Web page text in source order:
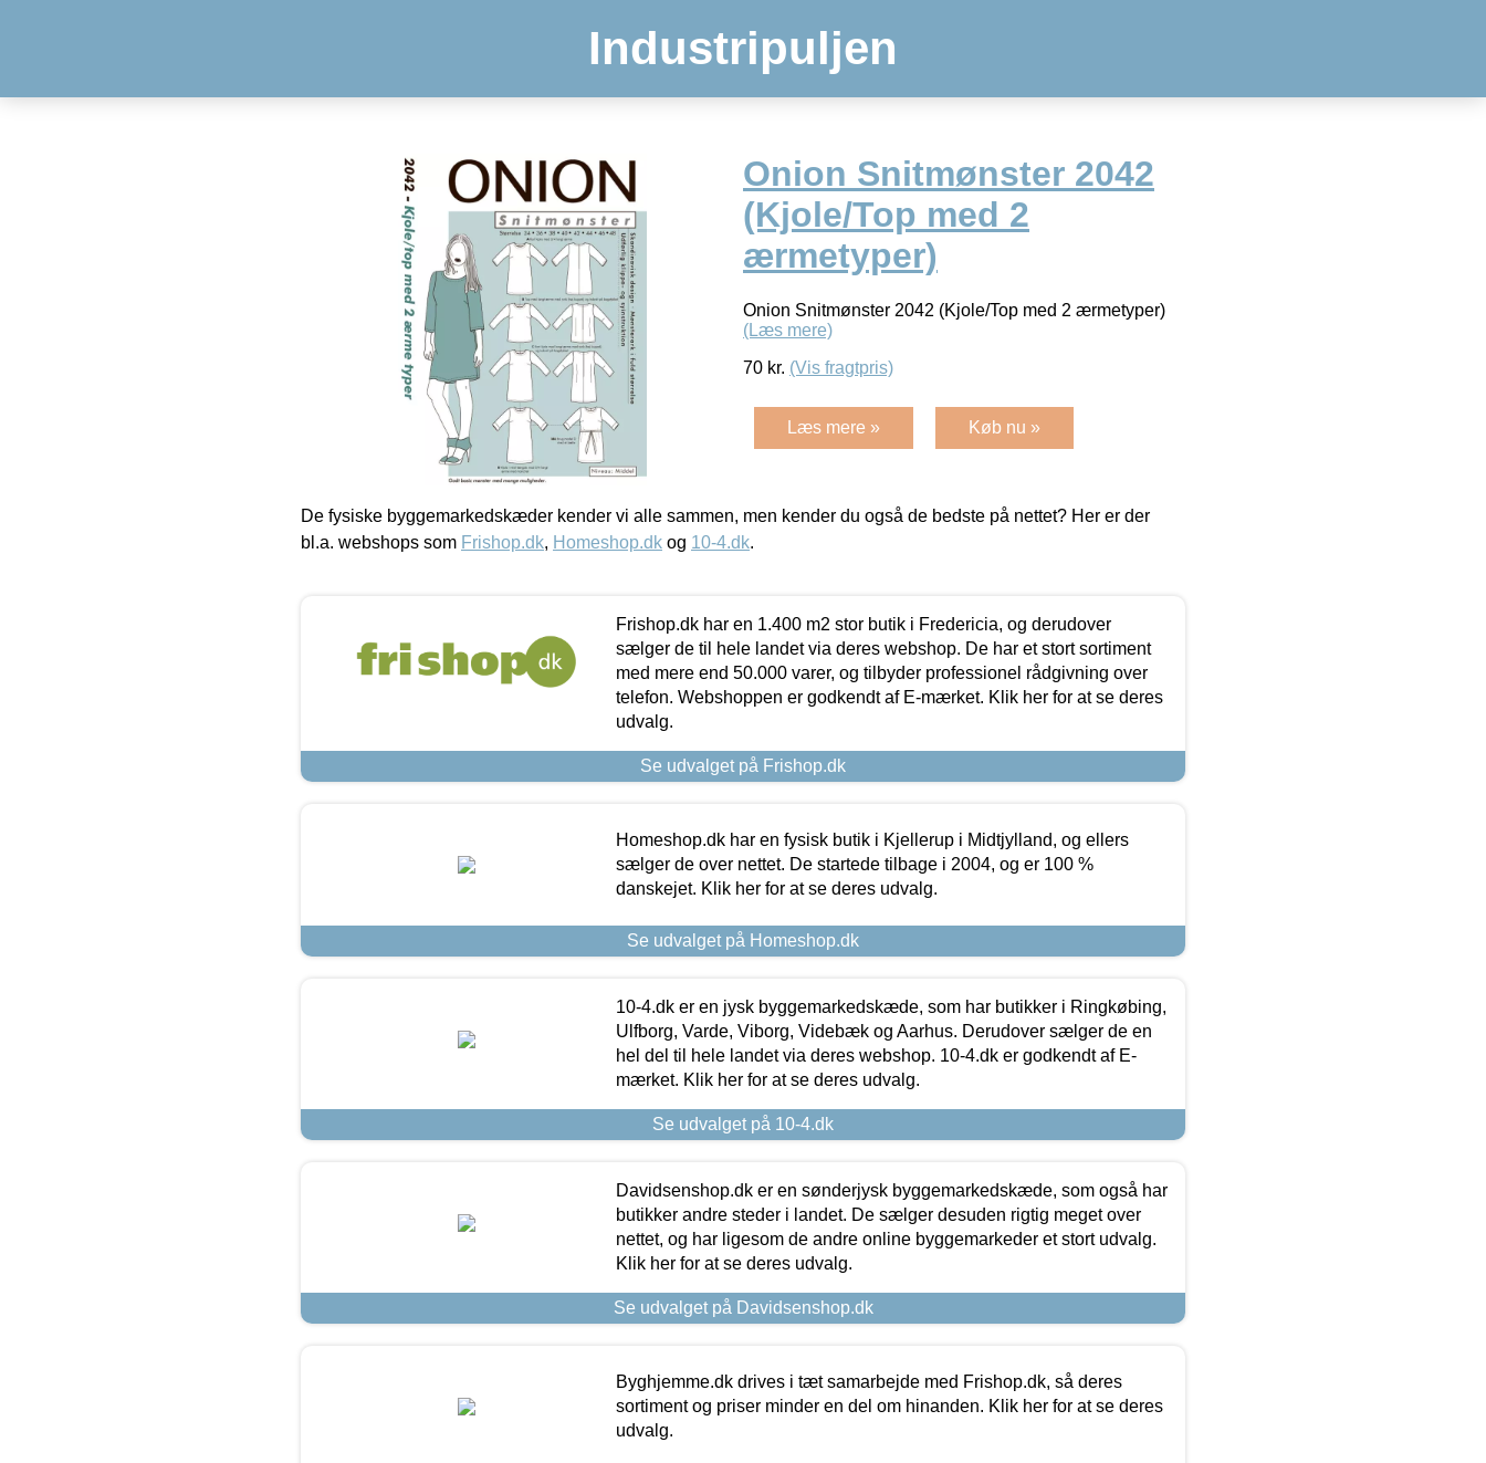
Industripuljen
Onion Snitmønster 2042
(Kjole/Top med 2
ærmetyper)
Onion Snitmønster 2042 (Kjole/Top med 2 ærmetyper)
(Læs mere)
70 kr. (Vis fragtpris)
Læs mere » Køb nu »
De fysiske byggemarkedskæder kender vi alle sammen, men kender du også de bedste på nettet? Her er der
bl.a. webshops som Frishop.dk, Homeshop.dk og 10-4.dk.
Frishop.dk har en 1.400 m2 stor butik i Fredericia, og derudover
sælger de til hele landet via deres webshop. De har et stort sortiment
med mere end 50.000 varer, og tilbyder professionel rådgivning over
telefon. Webshoppen er godkendt af E-mærket. Klik her for at se deres
udvalg.
Se udvalget på Frishop.dk
Homeshop.dk har en fysisk butik i Kjellerup i Midtjylland, og ellers
sælger de over nettet. De startede tilbage i 2004, og er 100 %
danskejet. Klik her for at se deres udvalg.
Se udvalget på Homeshop.dk
10-4.dk er en jysk byggemarkedskæde, som har butikker i Ringkøbing,
Ulfborg, Varde, Viborg, Videbæk og Aarhus. Derudover sælger de en
hel del til hele landet via deres webshop. 10-4.dk er godkendt af E-
mærket. Klik her for at se deres udvalg.
Se udvalget på 10-4.dk
Davidsenshop.dk er en sønderjysk byggemarkedskæde, som også har
butikker andre steder i landet. De sælger desuden rigtig meget over
nettet, og har ligesom de andre online byggemarkeder et stort udvalg.
Klik her for at se deres udvalg.
Se udvalget på Davidsenshop.dk
Byghjemme.dk drives i tæt samarbejde med Frishop.dk, så deres
sortiment og priser minder en del om hinanden. Klik her for at se deres
udvalg.